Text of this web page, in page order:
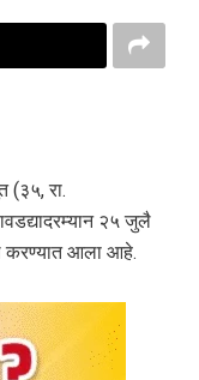
(३५, रा.
२५ जुलै
करण्यात आला आहे.